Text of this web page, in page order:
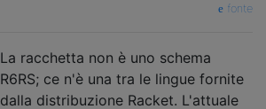
fonte
La racchetta non è uno schema
R6RS; ce n'è una tra le lingue fornite
dalla distribuzione Racket. L'attuale